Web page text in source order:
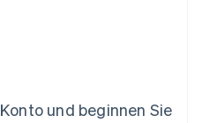
und beginnen Sie